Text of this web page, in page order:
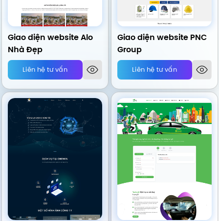
Giao diện website Alo
Nhà Đẹp
Liên hệ tư vấn
Giao diện website PNC
Group
Liên hệ tư vấn